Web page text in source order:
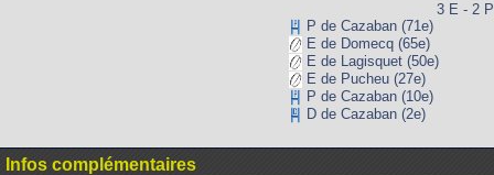
3 E - 2
P de Cazaban (71e)
E de Domecq (65e)
E de Lagisquet (50e)
E de Pucheu (27e)
P de Cazaban (10e)
D de Cazaban (2e)
Infos complémentaires